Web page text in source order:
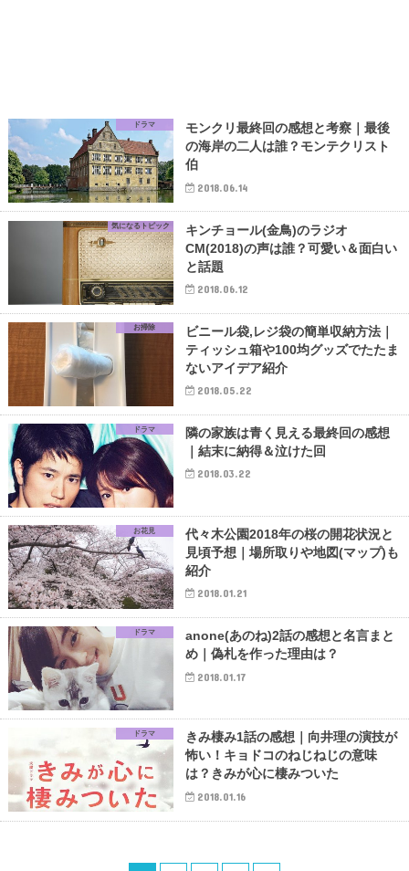
ドラマ
モンクリ最終回の感想と考察｜最後
の海岸の二人は誰？モンテクリスト
伯
2018.06.14
気になるトピック
キンチョール(金鳥)のラジオ
CM(2018)の声は誰？可愛い＆面白い
と話題
2018.06.12
お掃除
ビニール袋,レジ袋の簡単収納方法｜
ティッシュ箱や100均グッズでたたま
ないアイデア紹介
2018.05.22
ドラマ
隣の家族は青く見える最終回の感想
｜結末に納得＆泣けた回
2018.03.22
お花見
代々木公園2018年の桜の開花状況と
見頃予想｜場所取りや地図(マップ)も
紹介
2018.01.21
ドラマ
anone(あのね)2話の感想と名言まと
め｜偽札を作った理由は？
2018.01.17
ドラマ
きみ棲み1話の感想｜向井理の演技が
怖い！キョドコのねじねじの意味
は？きみが心に棲みついた
2018.01.16